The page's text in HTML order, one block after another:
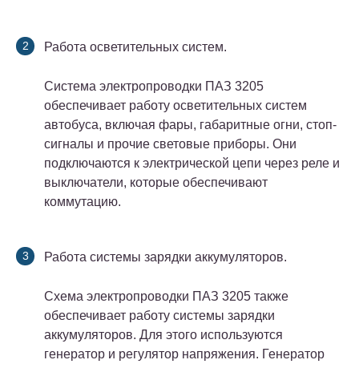
Работа осветительных систем.
Система электропроводки ПАЗ 3205
обеспечивает работу осветительных систем
автобуса, включая фары, габаритные огни, стоп-
сигналы и прочие световые приборы. Они
подключаются к электрической цепи через реле и
выключатели, которые обеспечивают
коммутацию.
Работа системы зарядки аккумуляторов.
Схема электропроводки ПАЗ 3205 также
обеспечивает работу системы зарядки
аккумуляторов. Для этого используются
генератор и регулятор напряжения. Генератор